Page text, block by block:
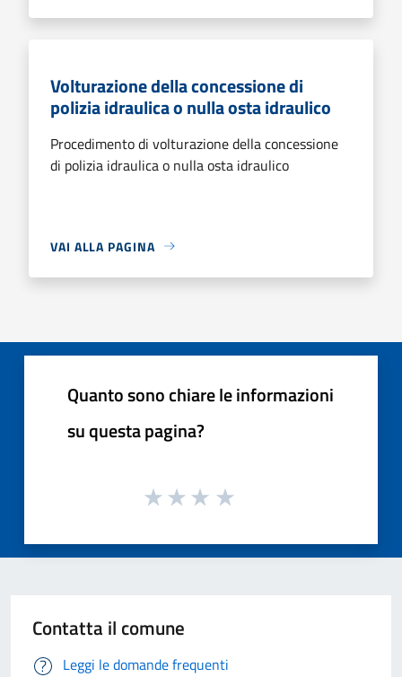
Volturazione della concessione di
polizia idraulica o nulla osta idraulico
Procedimento di volturazione della concessione
di polizia idraulica o nulla osta idraulico
VAI ALLA PAGINA
Quanto sono chiare le informazioni
su questa pagina?
Contatta il comune
Leggi le domande frequenti